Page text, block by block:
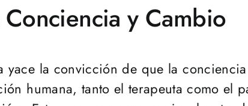
y Cambio
yace la convicción de que la
humana, tanto el terapeuta como el